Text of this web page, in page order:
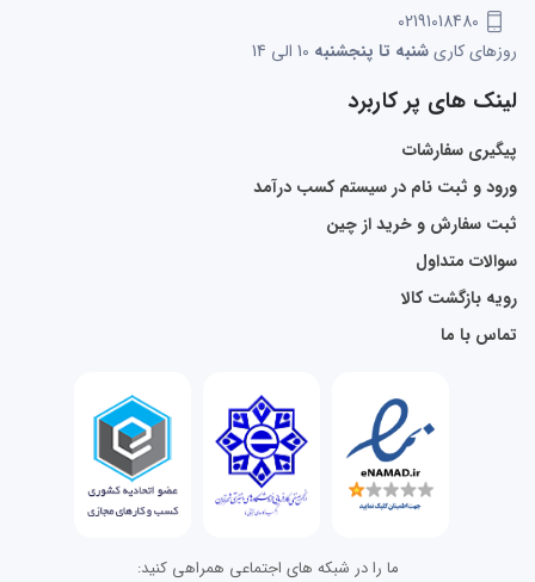
02191018480
روزهای کاریشنبه تا پنجشنبه
لینک های پر کاربرد
پیگیری سفارشات
ورود و ثبت نام در سیستم کسب درآمد
ثبت سفارش و خرید از چین
سوالات متداول
رویه بازگشت کالا
تماس با ما
ما را در شبکه های اجتماعی همراهی کنید: